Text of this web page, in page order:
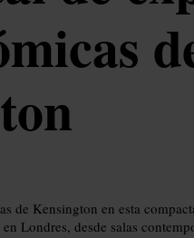
de Kensington en esta
Londres, desde salas